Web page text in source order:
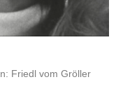
Friedl vom Gröller